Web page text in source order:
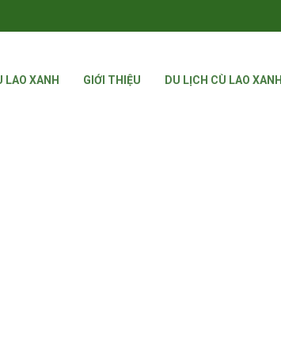
LAO XANH GIỚI THIỆU DU LỊCH CÙ LAO XANH